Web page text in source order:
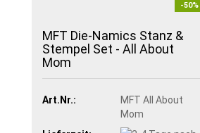
-50%
MFT Die-Namics Stanz &
Stempel Set - All About
Mom
Art.Nr.:
MFT All About
Mom